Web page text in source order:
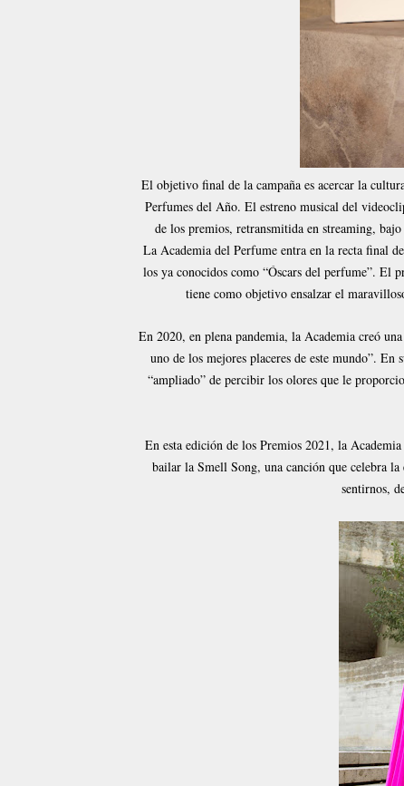
El objetivo final de la campaña es acercar la
Perfumes del Año. El estreno musical del
de los premios, retransmitida en streaming,
La Academia del Perfume entra en la recta final
los ya conocidos como “Óscars del perfume”. El
tiene como objetivo ensalzar el
En 2020, en plena pandemia, la Academia creó
uno de los mejores placeres de este mundo”.
“ampliado” de percibir los olores que le
En esta edición de los Premios 2021, la
bailar la Smell Song, una canción que celebra
sentirnos,